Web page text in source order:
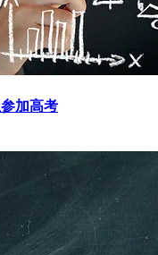
加高考